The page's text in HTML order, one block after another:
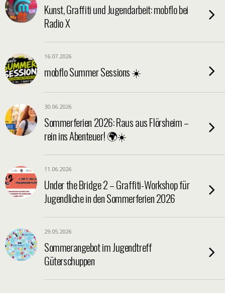
Kunst, Graffiti und Jugendarbeit: mobflo bei
Radio X
16.07.2026
mobflo Summer Sessions ☀️
30.06.2026
Sommerferien 2026: Raus aus Flörsheim –
rein ins Abenteuer! 🌍☀️
11.06.2026
Under the Bridge 2 – Graffiti-Workshop für
Jugendliche in den Sommerferien 2026
29.05.2026
Sommerangebot im Jugendtreff
Güterschuppen